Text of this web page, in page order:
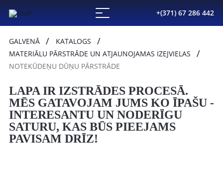
+(371) 67 286 442
GALVENĀ
KATALOGS
MATERIĀLU PĀRSTRĀDE UN ATJAUNOJAMAS IZEJVIELAS
NOTEKŪDEŅU DŪŅU PĀRSTRĀDE
LAPA IR IZSTRĀDES PROCESĀ.
MĒS GATAVOJAM JUMS KO ĪPAŠU -
INTERESANTU UN NODERĪGU
SATURU, KAS BŪS PIEEJAMS
PAVISAM DRĪZ!